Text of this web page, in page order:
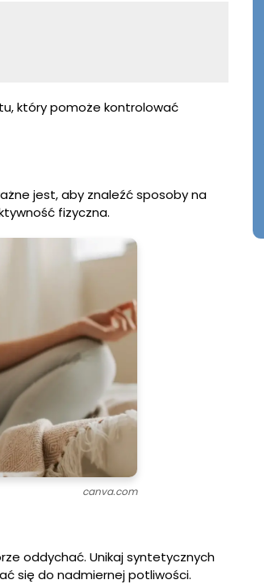
który pomoże kontrolować
jest, aby znaleźć sposoby na
fizyczna.
canva.com
oddychać. Unikaj syntetycznych
się do nadmiernej potliwości.